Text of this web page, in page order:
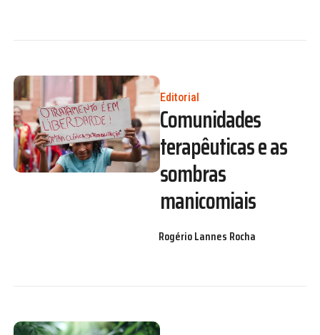
Editorial
Comunidades
terapêuticas e as
sombras
manicomiais
Rogério Lannes Rocha